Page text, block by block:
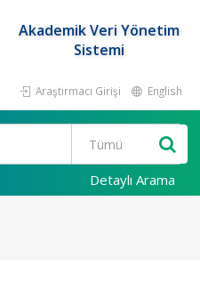
Akademik Veri Yönetim
Sistemi
Araştırmacı Girişi English
Detaylı Arama